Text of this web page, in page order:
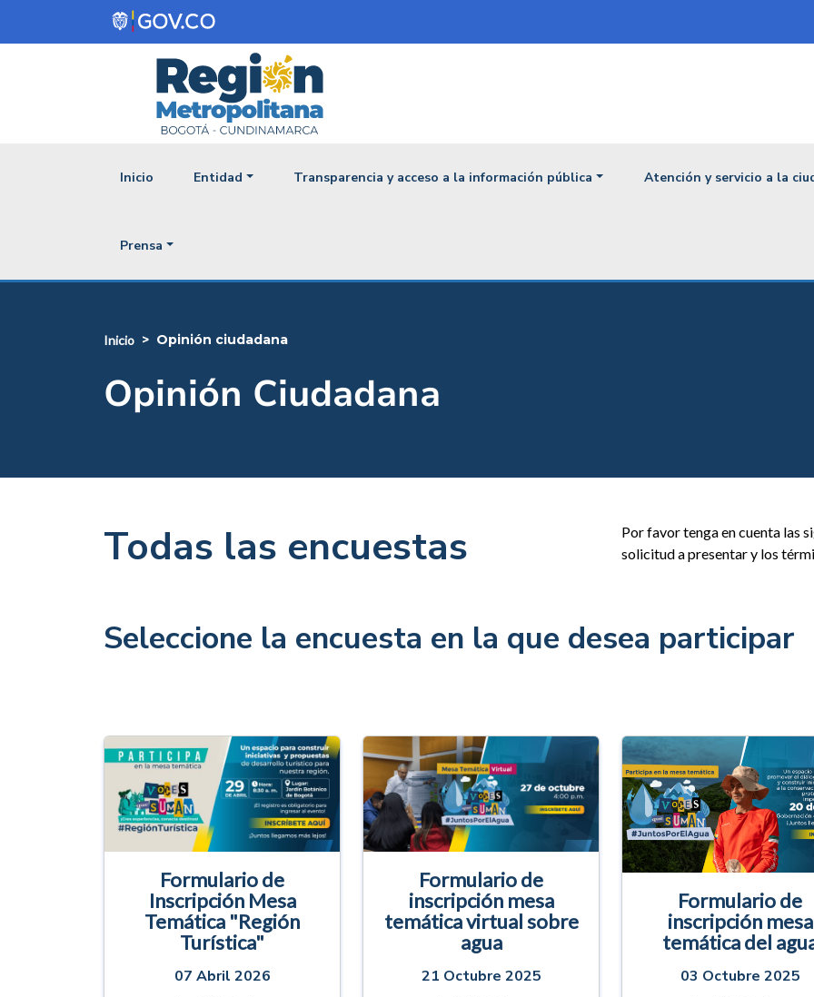
Pasar al contenido principal
Navegación principal
Inicio Entidad Transparencia y acceso a la información pública Atención y servicio a la
Prensa
inicio opinión ciudadana
Opinión Ciudadana
Todas las encuestas
Por favor tenga en cuenta las
solicitud a presentar y los
Seleccione la encuesta en la que desea participar
Formulario de
Inscripción Mesa
Temática "Región
Turística"
07 Abril 2026
Formulario de
inscripción mesa
temática virtual sobre
agua
21 Octubre 2025
Formulario de
inscripción mesa
temática del
03 Octubre 2025